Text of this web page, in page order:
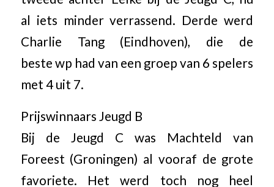
al iets minder verrassend. Derde werd
Charlie Tang (Eindhoven), die de
beste wp had van een groep van 6 spelers
met 4 uit 7.
Prijswinnaars Jeugd B
Bij de Jeugd C was Machteld van
Foreest (Groningen) al vooraf de grote
favoriete. Het werd toch nog heel